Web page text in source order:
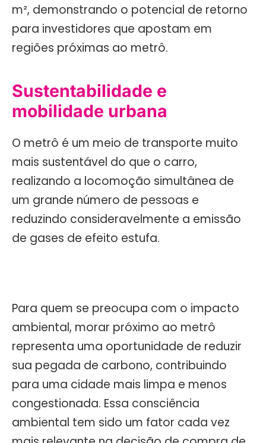
m², demonstrando o potencial de retorno
para investidores que apostam em
regiões próximas ao metrô.
Sustentabilidade e
mobilidade urbana
O metrô é um meio de transporte muito
mais sustentável do que o carro,
realizando a locomoção simultânea de
um grande número de pessoas e
reduzindo consideravelmente a emissão
de gases de efeito estufa.
Para quem se preocupa com o impacto
ambiental, morar próximo ao metrô
representa uma oportunidade de reduzir
sua pegada de carbono, contribuindo
para uma cidade mais limpa e menos
congestionada. Essa consciência
ambiental tem sido um fator cada vez